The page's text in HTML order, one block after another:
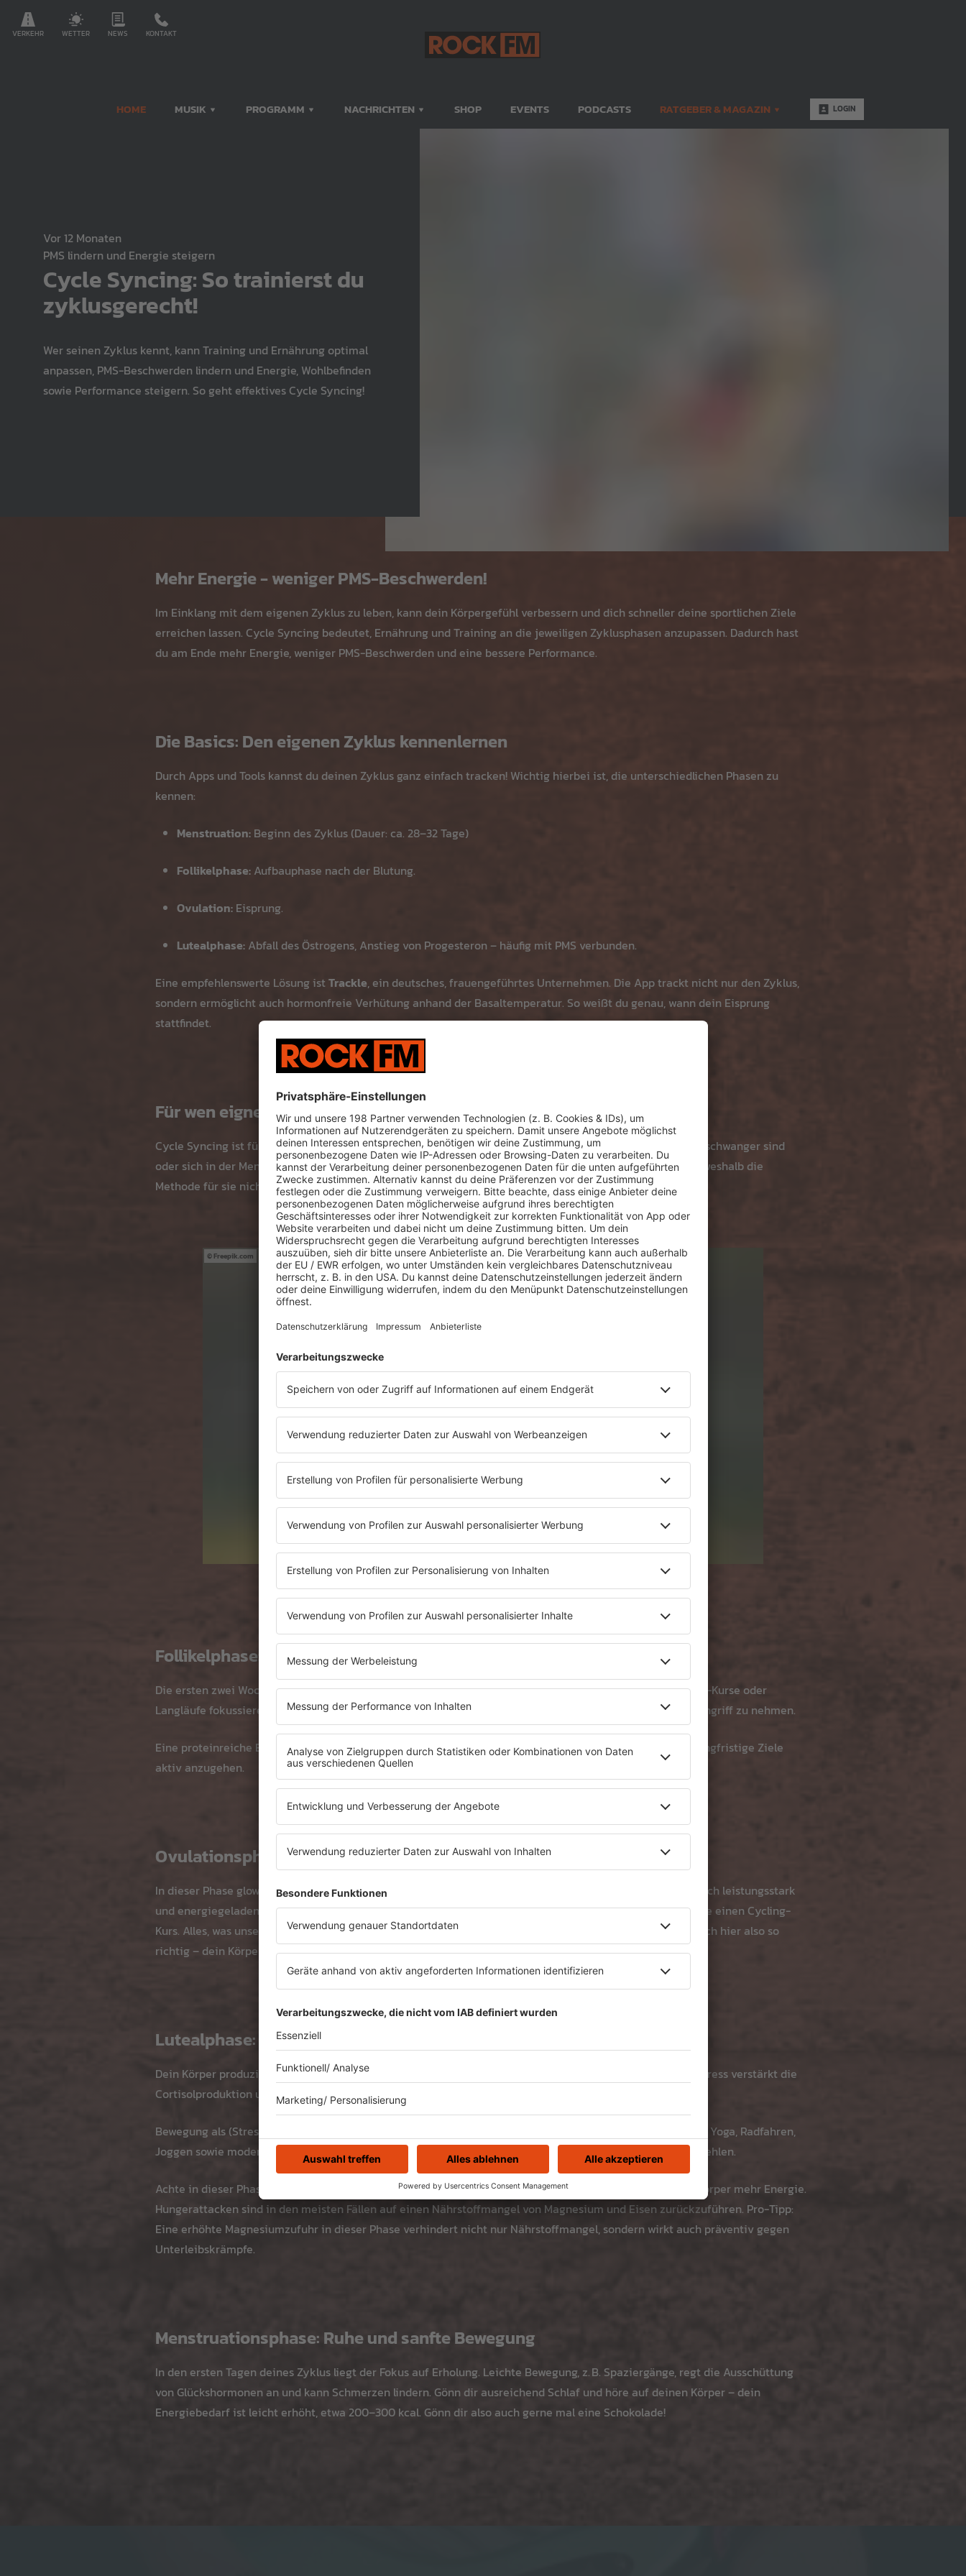
VERKEHR WETTER NEWS KONTAKT
HOME MUSIK PROGRAMM NACHRICHTEN SHOP EVENTS PODCASTS RATGEBER & MAGAZIN LOGIN
vor 12 Monaten
PMS lindern und Energie steigern
Cycle Syncing: So trainierst du
zyklusgerecht!
Wer seinen Zyklus kennt, kann Training und Ernährung optimal
anpassen, PMS-Beschwerden lindern und Energie, Wohlbefinden
sowie Performance steigern. So geht effektives Cycle Syncing!
Mehr Energie - weniger PMS-Beschwerden!
Im Einklang mit dem eigenen Zyklus zu leben, kann dein Körpergefühl verbessern und dich schneller deine sportlichen Ziele
erreichen lassen. Cycle Syncing bedeutet, Ernährung und Training an die jeweiligen Zyklusphasen anzupassen. Dadurch hast
du am Ende mehr Energie, weniger PMS-Beschwerden und eine bessere Performance.
Die Basics: Den eigenen Zyklus kennenlernen
Durch Apps und Tools kannst du deinen Zyklus ganz einfach tracken! Wichtig hierbei ist, die unterschiedlichen Phasen zu
kennen:
Menstruation: Beginn des Zyklus (Dauer: ca. 28–32 Tage)
Follikelphase: Aufbauphase nach der Blutung.
Ovulation: Eisprung.
Lutealphase: Abfall des Östrogens, Anstieg von Progesteron – häufig mit PMS verbunden.
Eine empfehlenswerte Lösung ist Trackle, ein deutsches, frauengeführtes Unternehmen. Die App trackt nicht nur den Zyklus,
sondern ermöglicht auch hormonfreie Verhütung anhand der Basaltemperatur. So weißt du genau, wann dein Eisprung
stattfindet.
Für wen eignet sich Cycle Syncing?
Cycle Syncing ist für Frauen gedacht, die einen natürlichen Zyklus haben. Frauen, die hormonell verhüten, schwanger sind
oder sich in der Menopause befinden, können die Zyklusphasen nur schwer oder gar nicht nachvollziehen, weshalb die
Methode für sie nicht geeignet ist.
Freepik.com
Follikelphase: Kraft und Energie nutzen
Die ersten zwei Wochen deines Zyklus liefern Kraft und Energie: Hier solltest du dich auf Krafttraining, HIIT-Kurse oder
Langläufe fokussieren. Die neugewonnene Energie kann genutzt werden, um deine langfristigen Ziele in Angriff zu nehmen.
Eine proteinreiche Ernährung unterstützt deine Muskeln optimal in dieser Phase. Nutze die Energie, um langfristige Ziele
aktiv anzugehen.
Ovulationsphase: Dein energetischer Peak
In dieser Phase glowst du nicht nur, sondern erreichst auch deinen energetischen Peak. Dein Körper fühlt sich leistungsstark
und energiegeladen an, perfekt für neue Rekorde im Krafttraining! Geh boxen, gib alles bei Sprints, besuche einen Cycling-
Kurs. Alles, was unseren Körper viel Energie kostet, fällt uns in dieser Zeit tendenziell leichter. Challenge dich hier also so
richtig – dein Körper bewältigt harte Workouts leichter.
Lutealphase: Take it easy
Dein Körper produziert in dieser Phase mehr Cortisol und weniger Progesteron, was zu PMS führen kann. Stress verstärkt die
Cortisolproduktion und somit die Symptome, deshalb sollte diese Phase moderat gestaltet werden.
Bewegung als (Stress-)Ausgleich sollte trotzdem nicht gestrichen werden: Moderate Bewegung in Form von Yoga, Radfahren,
Joggen sowie moderates Kraft- oder Grundlagenausdauertraining sollten in deiner Wochenplanung nicht fehlen.
Achte in dieser Phase auf deine Kohlenhydratzufuhr: Durch die steigende Basaltemperatur benötigt der Körper mehr Energie.
Hungerattacken sind in den meisten Fällen auf einen Nährstoffmangel von Magnesium und Eisen zurückzuführen. Pro-Tipp:
Eine erhöhte Magnesiumzufuhr in dieser Phase verhindert nicht nur Nährstoffmangel, sondern wirkt auch präventiv gegen
Unterleibskrämpfe.
Menstruationsphase: Ruhe und sanfte Bewegung
In den ersten Tagen deines Zyklus liegt der Fokus auf Erholung. Leichte Bewegung, z. B. Spaziergänge, regt die Ausschüttung
von Glückshormonen an und kann Schmerzen lindern. Gönn dir ausreichend Schlaf und höre auf deinen Körper – dein
Energiebedarf ist leicht erhöht, etwa 200–300 kcal. Gönn dir also auch gerne mal eine Schokolade!